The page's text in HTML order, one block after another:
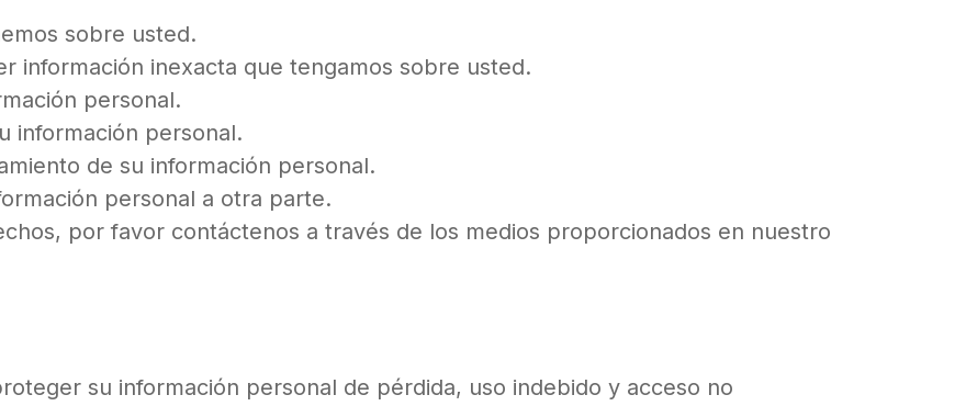
sobre usted.
información inexacta que tengamos sobre usted.
personal.
información personal.
de su información personal.
personal a otra parte.
por favor contáctenos a través de los medios proporcionados en nuestro
su información personal de pérdida, uso indebido y acceso no